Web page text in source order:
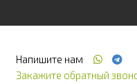
Напишите нам
Закажите обратный